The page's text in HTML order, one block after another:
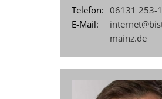
Telefon: 06131 253-
E-Mail:
mainz.de